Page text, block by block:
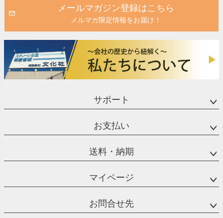
分厚いもしくは薄いアクリル板が欲しい！
◆実際にこんなところでご利用いただいています
板面の傷つきを抑えるために
冷蔵庫の天板
テーブルの保護板
水槽のカバー
側面糸面取り加工（無料）・・・目に見えるか見えないか程度
側面カンナ加工（無料）・・・切断面を滑らかにする加工で
→有料で磨き上げ加工も承ります。
メールマガジン登録はこちら
メルマガ限定情報をお届け！
サポート
お支払い
送料・納期
マイページ
お問合せ先